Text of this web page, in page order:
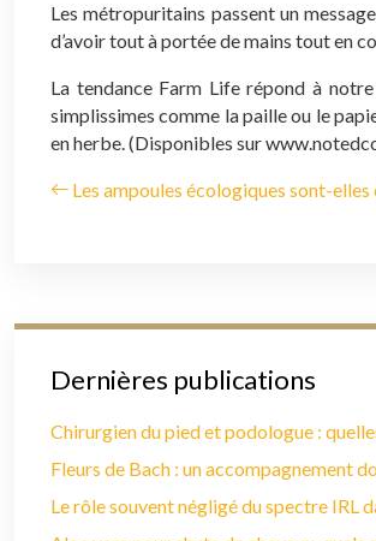
Les métropuritains passent un
d’avoir tout à portée de mains tout en
La tendance Farm Life répond à
simplissimes comme la paille ou le
en herbe. (Disponibles sur
Les ampoules écologiques sont-elles
Dernières publications
Chirurgien du pied et podologue :
Fleurs de Bach : un accompagnement
Le rôle souvent négligé du spectre IRL